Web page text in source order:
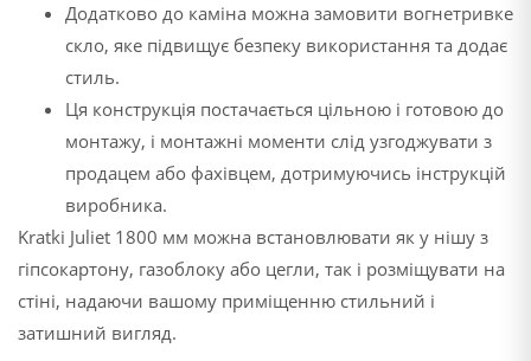
Додатково до каміна можна замовити вогнетривке
скло, яке підвищує безпеку використання та додає
стиль.
Ця конструкція постачається цільною і готовою до
монтажу, і монтажні моменти слід узгоджувати з
продацем або фахівцем, дотримуючись інструкцій
виробника.
Kratki Juliet 1800 мм можна встановлювати як у нішу з
гіпсокартону, газоблоку або цегли, так і розміщувати на
стіні, надаючи вашому приміщенню стильний і
затишний вигляд.